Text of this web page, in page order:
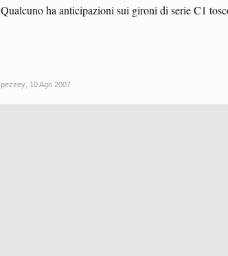
Qualcuno ha anticipazioni sui gironi di serie C1
pezzey 10 Ago 2007